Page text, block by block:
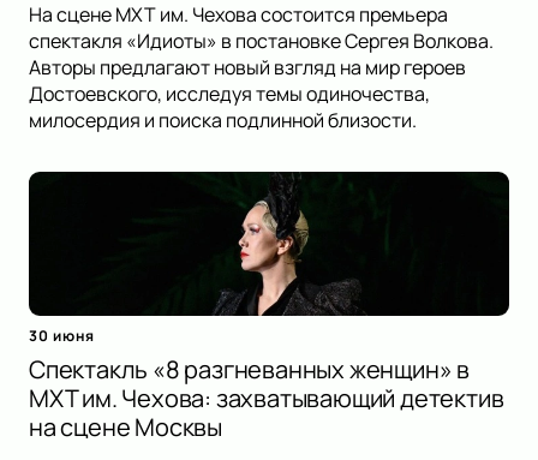
На сцене МХТ им. Чехова состоится премьера
спектакля «Идиоты» в постановке Сергея Волкова.
Авторы предлагают новый взгляд на мир героев
Достоевского, исследуя темы одиночества,
милосердия и поиска подлинной близости.
30 июня
Спектакль «8 разгневанных женщин» в
МХТ им. Чехова: захватывающий детектив
на сцене Москвы